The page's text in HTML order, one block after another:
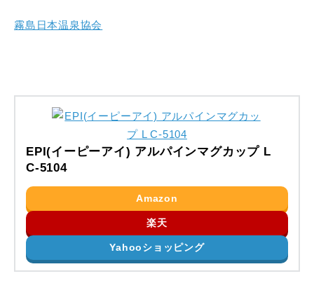
霧島日本温泉協会
EPI(イーピーアイ) アルパインマグカップ L
C-5104
Amazon
楽天
Yahooショッピング